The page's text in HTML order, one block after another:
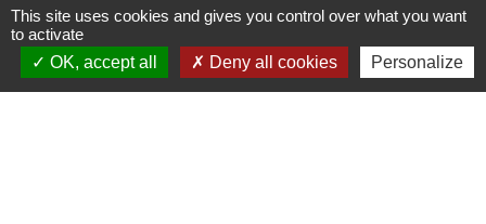
This site uses cookies and gives you control over what you want
to activate
OK, accept all
Deny all cookies Personalize